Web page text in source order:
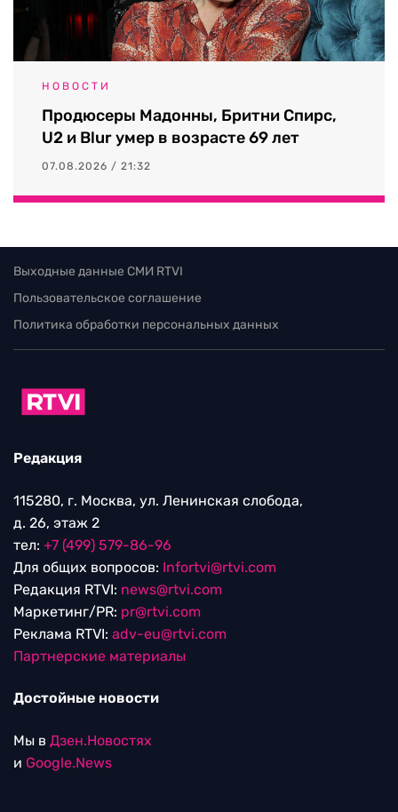
НОВОСТИ
Продюсеры Мадонны, Бритни Спирс,
U2 и Blur умер в возрасте 69 лет
07.08.2026 / 21:32
Выходные данные СМИ RTVI
Пользовательское соглашение
Политика обработки персональных данных
Редакция
115280, г. Москва, ул. Ленинская слобода,
д. 26, этаж 2
тел: +7 (499) 579-86-96
Для общих вопросов: Infortvi@rtvi.com
Редакция RTVI: news@rtvi.com
Маркетинг/PR: pr@rtvi.com
Реклама RTVI: adv-eu@rtvi.com
Партнерские материалы
Достойные новости
Мы в Дзен.Новостях
и Google.News